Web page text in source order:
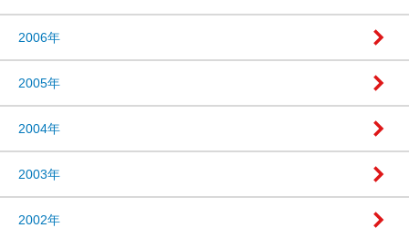
2006年
2005年
2004年
2003年
2002年